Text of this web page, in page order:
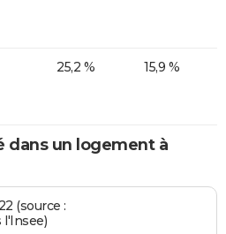
25,2 % 15,9 %
dans un logement à
(source :
l'Insee)